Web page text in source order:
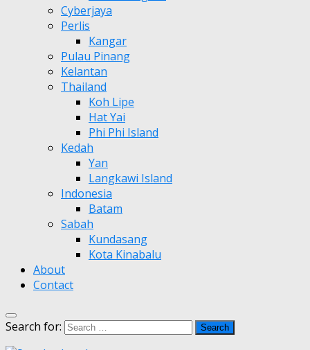
Cyberjaya
Perlis
Kangar
Pulau Pinang
Kelantan
Thailand
Koh Lipe
Hat Yai
Phi Phi Island
Kedah
Yan
Langkawi Island
Indonesia
Batam
Sabah
Kundasang
Kota Kinabalu
About
Contact
Search for: